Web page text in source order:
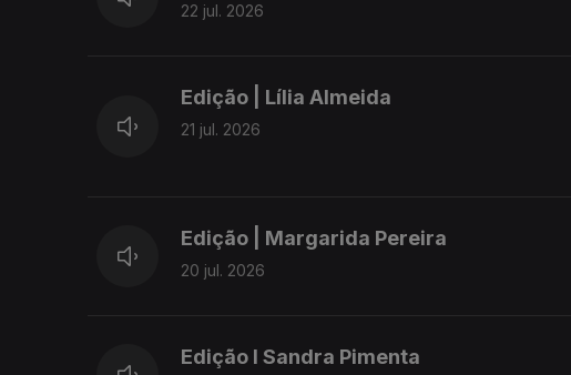
22 jul. 2026
Edição | Lília Almeida
21 jul. 2026
Edição | Margarida Pereira
20 jul. 2026
Edição I Sandra Pimenta